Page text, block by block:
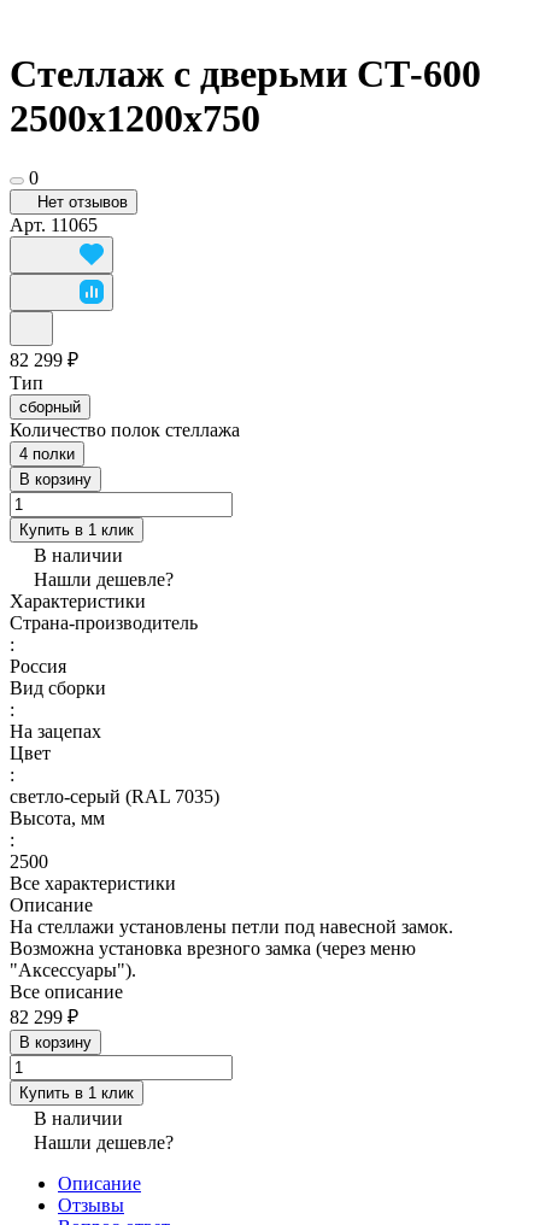
Стеллаж с дверьми СТ-600
2500x1200x750
0
Нет отзывов
Арт. 11065
82 299 ₽
Тип
сборный
Количество полок стеллажа
4 полки
В корзину
Купить в 1 клик
В наличии
Нашли дешевле?
Характеристики
Страна-производитель
:
Россия
Вид сборки
:
На зацепах
Цвет
:
светло-серый (RAL 7035)
Высота, мм
:
2500
Все характеристики
Описание
На стеллажи установлены петли под навесной замок.
Возможна установка врезного замка (через меню
"Аксессуары").
Все описание
82 299 ₽
В корзину
Купить в 1 клик
В наличии
Нашли дешевле?
Описание
Отзывы